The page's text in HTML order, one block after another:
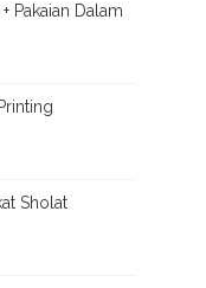
Pakaian Dalam
Sholat